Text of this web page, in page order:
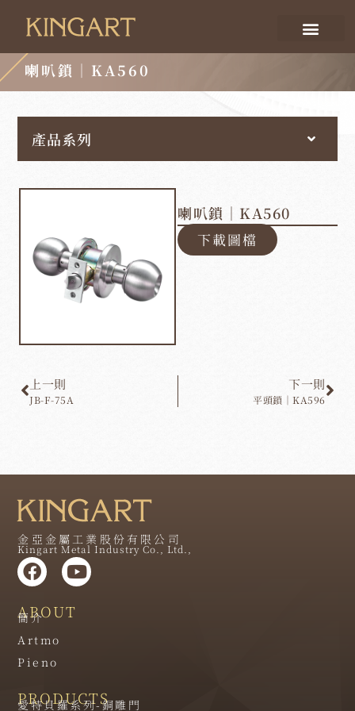
喇叭鎖｜KA560
產品系列
喇叭鎖｜KA560
下載圖檔
上一則
JB-F-75A
下一則
平頭鎖｜KA596
金亞金屬工業股份有限公司
Kingart Metal Industry Co., Ltd.,
ABOUT
簡介
Artmo
Pieno
PRODUCTS
愛特貝羅系列-銅雕門